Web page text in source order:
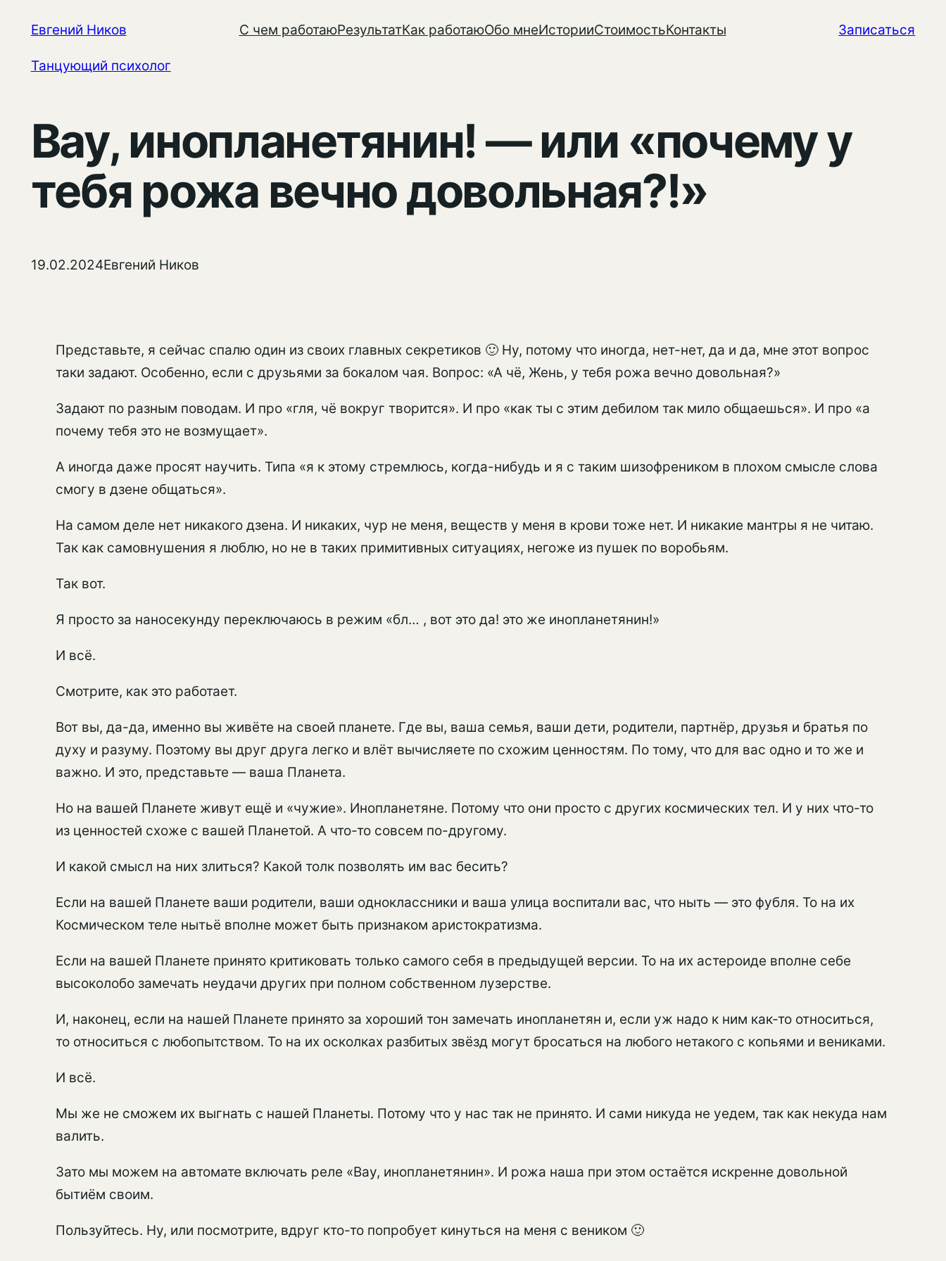
содержимому
Евгений Ников С чем работаюРезультатКак работаюОбо мнеИсторииСтоимостьКонтакты Записаться
Танцующий психолог
Вау, инопланетянин! — или «почему у
тебя рожа вечно довольная?!»
19.02.2024Евгений Ников
Представьте, я сейчас спалю один из своих главных секретиков 🙂 Ну, потому что иногда, нет-нет, да и да, мне этот вопрос
таки задают. Особенно, если с друзьями за бокалом чая. Вопрос: «А чё, Жень, у тебя рожа вечно довольная?»
Задают по разным поводам. И про «гля, чё вокруг творится». И про «как ты с этим дебилом так мило общаешься». И про «а
почему тебя это не возмущает».
А иногда даже просят научить. Типа «я к этому стремлюсь, когда-нибудь и я с таким шизофреником в плохом смысле слова
смогу в дзене общаться».
На самом деле нет никакого дзена. И никаких, чур не меня, веществ у меня в крови тоже нет. И никакие мантры я не читаю.
Так как самовнушения я люблю, но не в таких примитивных ситуациях, негоже из пушек по воробьям.
Так вот.
Я просто за наносекунду переключаюсь в режим «бл… , вот это да! это же инопланетянин!»
И всё.
Смотрите, как это работает.
Вот вы, да-да, именно вы живёте на своей планете. Где вы, ваша семья, ваши дети, родители, партнёр, друзья и братья по
духу и разуму. Поэтому вы друг друга легко и влёт вычисляете по схожим ценностям. По тому, что для вас одно и то же и
важно. И это, представьте — ваша Планета.
Но на вашей Планете живут ещё и «чужие». Инопланетяне. Потому что они просто с других космических тел. И у них что-то
из ценностей схоже с вашей Планетой. А что-то совсем по-другому.
И какой смысл на них злиться? Какой толк позволять им вас бесить?
Если на вашей Планете ваши родители, ваши одноклассники и ваша улица воспитали вас, что ныть — это фубля. То на их
Космическом теле нытьё вполне может быть признаком аристократизма.
Если на вашей Планете принято критиковать только самого себя в предыдущей версии. То на их астероиде вполне себе
высоколобо замечать неудачи других при полном собственном лузерстве.
И, наконец, если на нашей Планете принято за хороший тон замечать инопланетян и, если уж надо к ним как-то относиться,
то относиться с любопытством. То на их осколках разбитых звёзд могут бросаться на любого нетакого с копьями и вениками.
И всё.
Мы же не сможем их выгнать с нашей Планеты. Потому что у нас так не принято. И сами никуда не уедем, так как некуда нам
валить.
Зато мы можем на автомате включать реле «Вау, инопланетянин». И рожа наша при этом остаётся искренне довольной
бытиём своим.
Пользуйтесь. Ну, или посмотрите, вдруг кто-то попробует кинуться на меня с веником 🙂